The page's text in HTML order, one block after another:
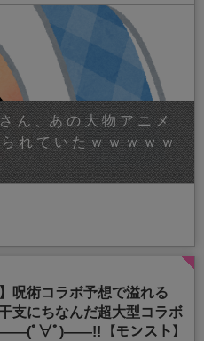
ん 、あ の 大 物 ア ニ メ
れ て い た ｗ ｗ ｗ ｗ ｗ
呪術コラボ予想で溢れる
支にちなんだ超大型コラボ
――(ﾟ∀ﾟ)――!!【モンスト】